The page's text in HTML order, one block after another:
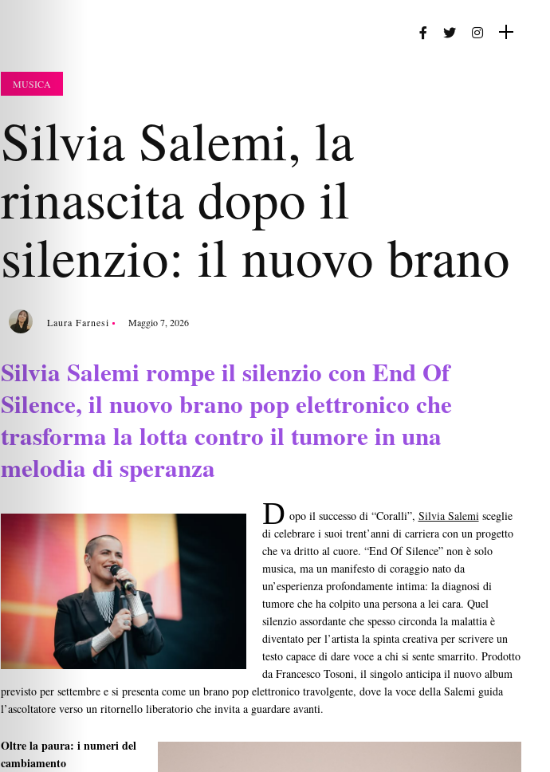
MUSICA
Silvia Salemi, la
rinascita dopo il
silenzio: il nuovo brano
Laura Farnesi Maggio 7, 2026
Silvia Salemi rompe il silenzio con End Of
Silence, il nuovo brano pop elettronico che
trasforma la lotta contro il tumore in una
melodia di speranza
D opo il successo di “Coralli”, Silvia Salemisceglie
di celebrare i suoi trent’anni di carriera con un progetto
che va dritto al cuore. “End Of Silence” non è solo
musica, ma un manifesto di coraggio nato da
un’esperienza profondamente intima: la diagnosi di
tumore che ha colpito una persona a lei cara. Quel
silenzio assordante che spesso circonda la malattia è
diventato per l’artista la spinta creativa per scrivere un
testo capace di dare voce a chi si sente smarrito. Prodotto
da Francesco Tosoni, il singolo anticipa il nuovo album
previsto per settembre e si presenta come un brano pop elettronico travolgente, dove la voce della Salemi guida
l’ascoltatore verso un ritornello liberatorio che invita a guardare avanti.
Oltre la paura: i numeri del
cambiamento